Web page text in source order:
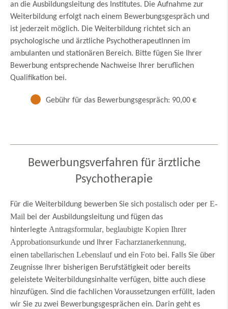
an die Ausbildungsleitung des Institutes. Die Aufnahme zur
Weiterbildung erfolgt nach einem Bewerbungsgespräch und
ist jederzeit möglich. Die Weiterbildung richtet sich an
psychologische und ärztliche PsychotherapeutInnen im
ambulanten und stationären Bereich. Bitte fügen Sie Ihrer
Bewerbung entsprechende Nachweise Ihrer beruflichen
Qualifikation bei.
Gebühr für das Bewerbungsgespräch: 90,00 €
Bewerbungsverfahren für ärztliche
Psychotherapie
Für die Weiterbildung bewerben Sie sich postalisch oder per E-
Mail bei der Ausbildungsleitung und fügen das
hinterlegte Antragsformular, beglaubigte Kopien Ihrer
Approbationsurkunde und Ihrer Facharztanerkennung,
einen tabellarischen Lebenslaufund ein Foto bei. Falls Sie über
Zeugnisse Ihrer bisherigen Berufstätigkeit oder bereits
geleistete Weiterbildungsinhalte verfügen, bitte auch diese
hinzufügen. Sind die fachlichen Voraussetzungen erfüllt, laden
wir Sie zu zwei Bewerbungsgesprächen ein. Darin geht es